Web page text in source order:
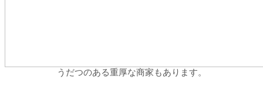
うだつのある重厚な商家もあります。